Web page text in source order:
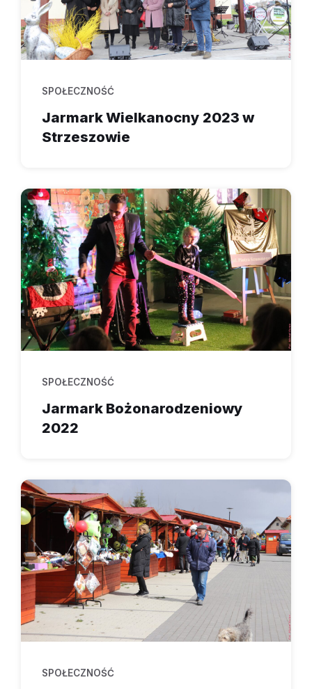
SPOŁECZNOŚĆ
Jarmark Wielkanocny 2023 w
Strzeszowie
SPOŁECZNOŚĆ
Jarmark Bożonarodzeniowy
2022
SPOŁECZNOŚĆ